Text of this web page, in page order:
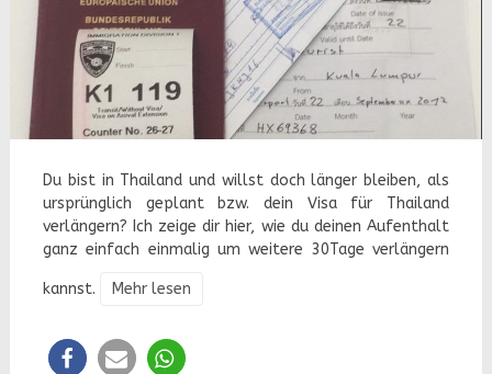
Du bist in Thailand und willst doch länger bleiben, als
ursprünglich geplant bzw. dein Visa für Thailand
verlängern? Ich zeige dir hier, wie du deinen Aufenthalt
ganz einfach einmalig um weitere 30Tage verlängern
kannst. Mehr lesen